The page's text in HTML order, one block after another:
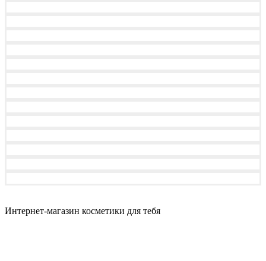
Интернет-магазин косметики для тебя